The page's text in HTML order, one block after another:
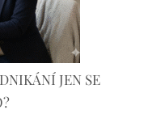
JEN SE